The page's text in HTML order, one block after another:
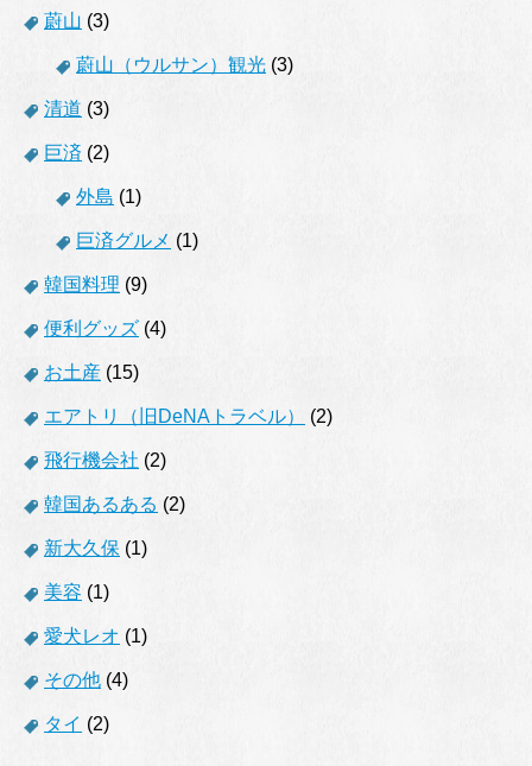
蔚山 (3)
蔚山（ウルサン）観光 (3)
清道 (3)
巨済 (2)
外島 (1)
巨済グルメ (1)
韓国料理 (9)
便利グッズ (4)
お土産 (15)
エアトリ（旧DeNAトラベル） (2)
飛行機会社 (2)
韓国あるある (2)
新大久保 (1)
美容 (1)
愛犬レオ (1)
その他 (4)
タイ (2)